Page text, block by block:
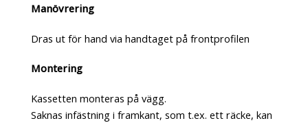
Manövrering
Dras ut för hand via handtaget på frontprofilen
Montering
Kassetten monteras på vägg.
Saknas infästning i framkant, som t.ex. ett räcke, kan